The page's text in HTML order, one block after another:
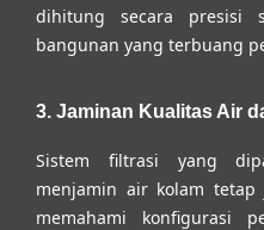
dihitung secara presisi
bangunan yang terbuang
3. Jaminan Kualitas Air
Sistem filtrasi yang
menjamin air kolam
memahami konfigurasi